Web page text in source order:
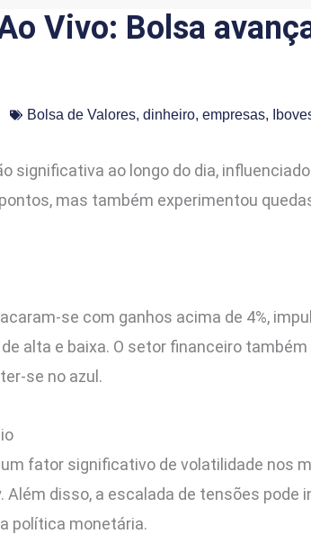
Vivo: Bolsa
Bolsa de Valores, dinheiro, empresas,
significativa ao longo do dia,
mas também experimentou
se com ganhos acima de 4%,
alta e baixa. O setor financeiro
se no azul.
fator significativo de volatilidade nos
disso, a escalada de tensões
política monetária.